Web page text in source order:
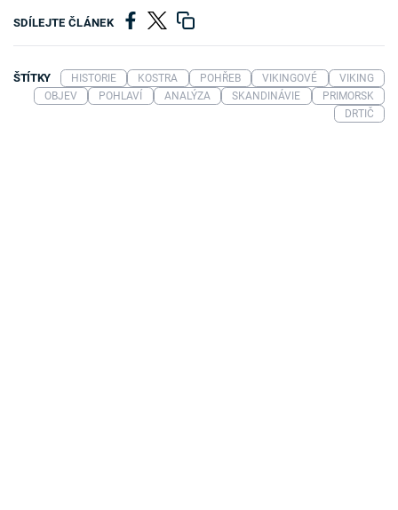
SDÍLEJTE ČLÁNEK
ŠTÍTKY HISTORIE KOSTRA POHŘEB VIKINGOVÉ
VIKING
OBJEV
POHLAVÍ ANALÝZA SKANDINÁVIE
PRIMORSK
DRTIČ